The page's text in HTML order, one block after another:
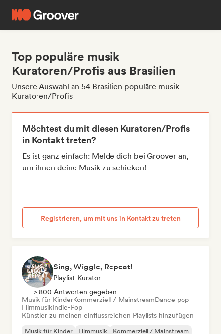
Top populäre musik
Kuratoren/Profis aus Brasilien
Unsere Auswahl an 54 Brasilien populäre musik
Kuratoren/Profis
Möchtest du mit diesen Kuratoren/Profis
in Kontakt treten?
Es ist ganz einfach: Melde dich bei Groover an,
um ihnen deine Musik zu schicken!
Registrieren, um mit uns in Kontakt zu treten
Sing, Wiggle, Repeat!
Playlist-Kurator
> 800 Antworten gegeben
Musik für KinderKommerziell / MainstreamDance pop
FilmmusikIndie-Pop
Künstler zu meinen einflussreichen Playlists hinzufügen
Musik für Kinder Filmmusik
Kommerziell / Mainstream